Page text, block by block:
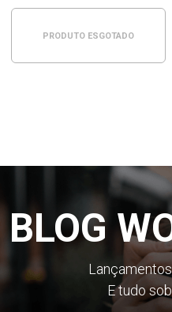
PRODUTO ESGOTADO
BLOG
E tudo